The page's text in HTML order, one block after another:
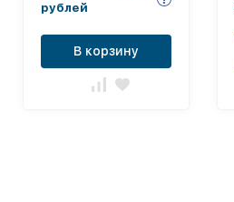
рублей
В корзину